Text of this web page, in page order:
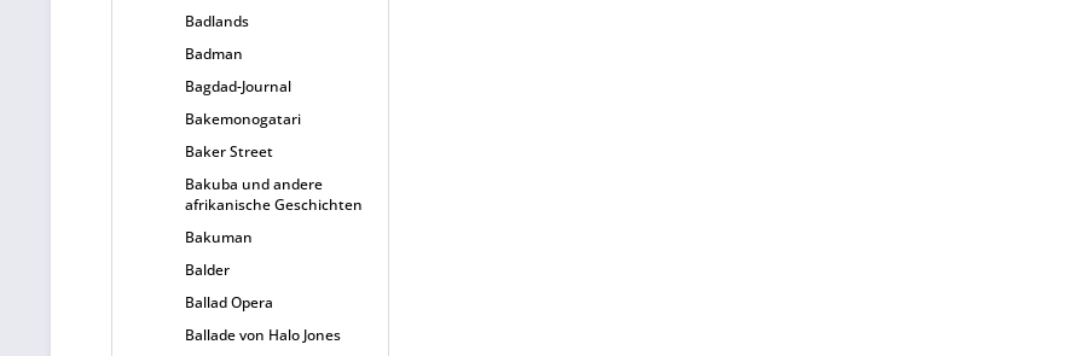
Badlands
Badman
Bagdad-Journal
Bakemonogatari
Baker Street
Bakuba und andere
afrikanische Geschichten
Bakuman
Balder
Ballad Opera
Ballade von Halo Jones